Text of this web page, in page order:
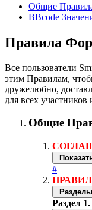
Общие
BBcode
Правила
Все пользователи
этим Правилам,
дружелюбно,
для всех участников
Общие
#
Разделы
Раздел